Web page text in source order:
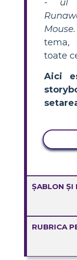
- ul
Mouse.
tema,
toate
Aici
ȘABLON ȘI
RUBRICA